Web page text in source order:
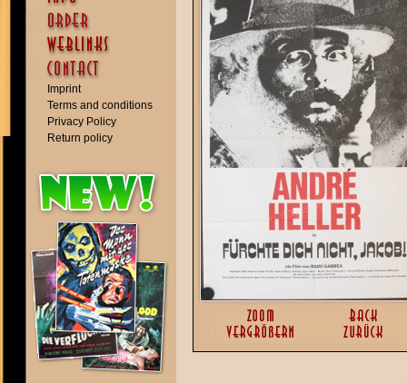
Imprint
Terms and conditions
Privacy Policy
Return policy